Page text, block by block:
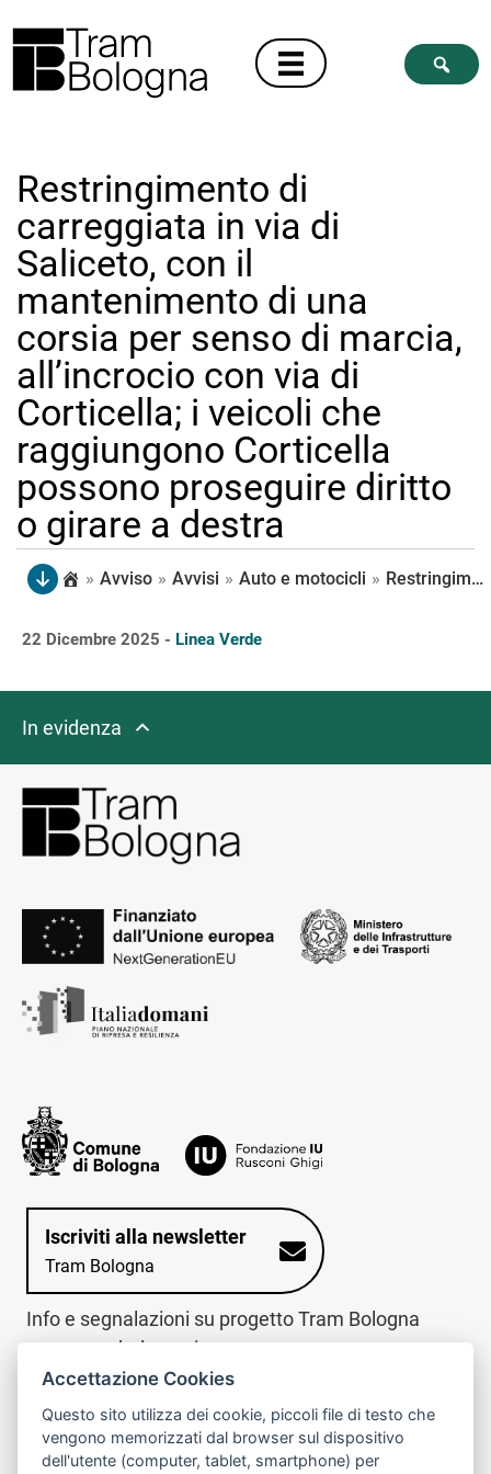
Restringimento di
carreggiata in via di
Saliceto, con il
mantenimento di una
corsia per senso di marcia,
all’incrocio con via di
Corticella; i veicoli che
raggiungono Corticella
possono proseguire diritto
o girare a destra
» Avviso » Avvisi » Auto e motocicli » Restringimento di carreggiata in via di Saliceto, con il mantenimento di una corsia per senso di marcia, all’incrocio con via di Corticella; i veicoli che raggiungono Corticella possono proseguire diritto o girare a destra
22 Dicembre 2025 - Linea Verde
In evidenza
Iscriviti alla newsletter
Tram Bologna
Info e segnalazioni su progetto Tram Bologna
www.trambologna.it
trova infopoint sulla mappa interattiva
Trova l'infopoint
più vicino
telefona al call center
Chiama il call
center
Accettazione Cookies
Questo sito utilizza dei cookie, piccoli file di testo che
vengono memorizzati dal browser sul dispositivo
dell'utente (computer, tablet, smartphone) per